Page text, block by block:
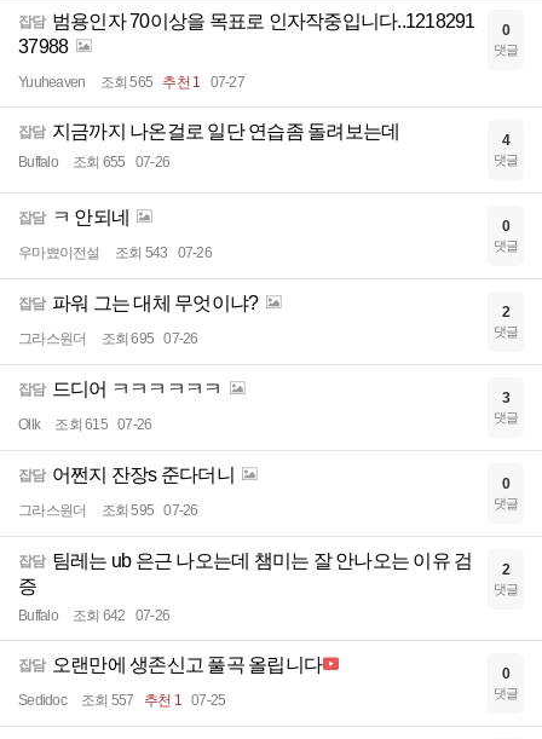
잡담 범용인자 70이상을 목표로 인자작중입니다..1218291
37988
Yuuheaven 조회 565 추천 1 07-27
0
댓글
잡담 지금까지 나온걸로 일단 연습좀 돌려보는데
Buffalo 조회 655 07-26
4
댓글
잡담 ㅋ 안되네
우마뾰이전설 조회 543 07-26
0
댓글
잡담 파워 그는 대체 무엇이냐?
그라스원더 조회 695 07-26
2
댓글
잡담 드디어 ㅋㅋㅋㅋㅋㅋ
Ollk 조회 615 07-26
3
댓글
잡담 어쩐지 잔장s 준다더니
그라스원더 조회 595 07-26
0
댓글
잡담 팀레는 ub 은근 나오는데 챔미는 잘 안나오는 이유 검
증
Buffalo 조회 642 07-26
2
댓글
잡담 오랜만에 생존신고 풀곡 올립니다
Sedidoc 조회 557 추천 1 07-25
0
댓글